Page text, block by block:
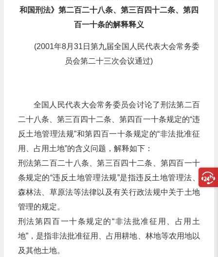
和国刑法》第二百二十八条、第三百四十二条、第四
百一十条的解释释义
(2001年8月31日第九届全国人民代表大会常务委
员会第二十三次会议通过)
全国人民代表大会常务委员会讨论了刑法第二百
二十八条、第三百四十二条、第四百一十条规定的“违
反土地管理法规”和第四百一十条规定的“非法批准征
用、占用土地”的含义问题，解释如下：
刑法第二百二十八条、第三百四十二条、第四百一十
条规定的“违反土地管理法规”是指违反土地管理法、
森林法、草原法等法律以及有关行政法规中关于土地
管理的规定。
刑法第四百一十条规定的“非法批准征用、占用土
地”，是指非法批准征用、占用耕地、林地等农用地以
及其他土地。